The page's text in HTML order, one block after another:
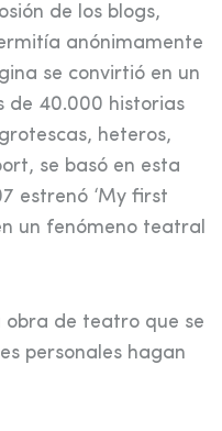
de los blogs,
anónimamente
se convirtió en un
de 40.000 historias
heteros,
se basó en esta
estrenó ‘My first
un fenómeno teatral
obra de teatro que se
personales hagan